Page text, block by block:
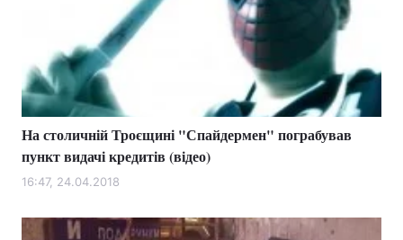
На столичній Троєщині "Спайдермен" пограбував
пункт видачі кредитів (відео)
16:47, 24.04.2018